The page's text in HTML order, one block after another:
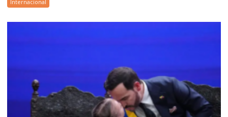
Internacional